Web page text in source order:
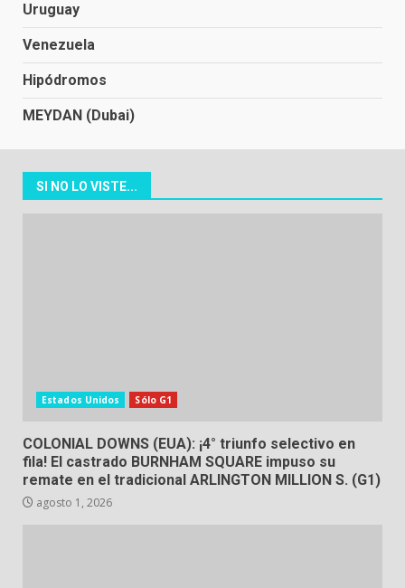
Uruguay
Venezuela
Hipódromos
MEYDAN (Dubai)
SI NO LO VISTE...
Estados Unidos Sólo G1
COLONIAL DOWNS (EUA): ¡4° triunfo selectivo en
fila! El castrado BURNHAM SQUARE impuso su
remate en el tradicional ARLINGTON MILLION S. (G1)
agosto 1, 2026